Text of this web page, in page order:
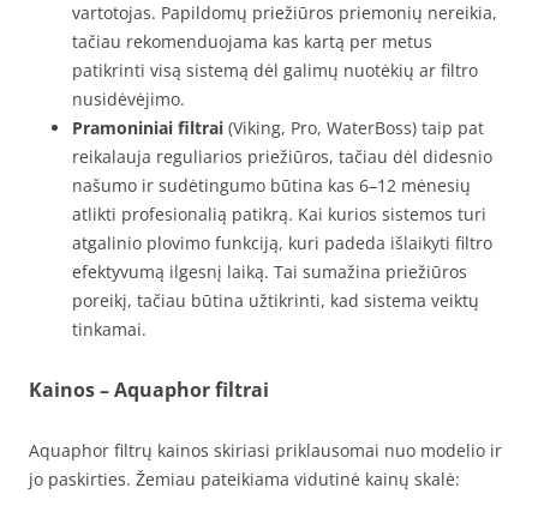
vartotojas. Papildomų priežiūros priemonių nereikia,
tačiau rekomenduojama kas kartą per metus
patikrinti visą sistemą dėl galimų nuotėkių ar filtro
nusidėvėjimo.
Pramoniniai filtrai (Viking, Pro, WaterBoss) taip pat
reikalauja reguliarios priežiūros, tačiau dėl didesnio
našumo ir sudėtingumo būtina kas 6–12 mėnesių
atlikti profesionalią patikrą. Kai kurios sistemos turi
atgalinio plovimo funkciją, kuri padeda išlaikyti filtro
efektyvumą ilgesnį laiką. Tai sumažina priežiūros
poreikį, tačiau būtina užtikrinti, kad sistema veiktų
tinkamai.
Kainos – Aquaphor filtrai
Aquaphor filtrų kainos skiriasi priklausomai nuo modelio ir
jo paskirties. Žemiau pateikiama vidutinė kainų skalė: